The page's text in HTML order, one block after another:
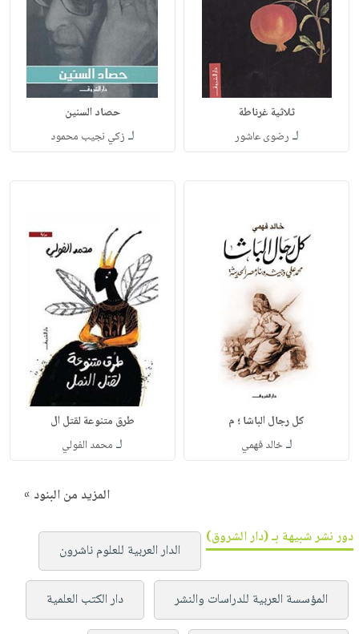
ثلاثية غرناطة
لـ رضوى عاشور
حصاد السنين
لـ زكي نجيب محمود
كل رجال الباشا ؛ م
لـخالد فهمي
طرق متنوعة لقتل ال
لـ محمد الفولي
المزيد من البنود »
دور نشر شبيهة بـ (دار الشروق)
الدار العربية للعلوم ناشرون
المؤسسة العربية للدراسات والنشر دار الكتب العلمية